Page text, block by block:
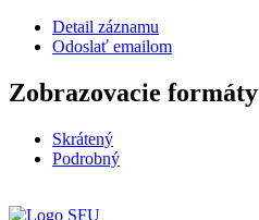
Detail záznamu
Odoslať emailom
Zobrazovacie formáty
Skrátený
Podrobný